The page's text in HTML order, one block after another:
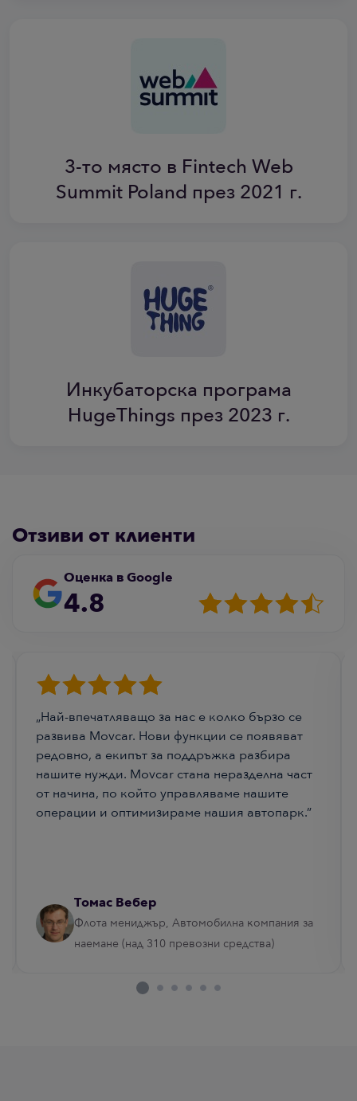
3-то място в Fintech Web
Summit Poland през 2021 г.
Инкубаторска програма
HugeThings през 2023 г.
Отзиви от клиенти
Оценка в Google
4.8
„Най-впечатляващо за нас е колко бързо се
развива Movcar. Нови функции се появяват
редовно, а екипът за поддръжка разбира
нашите нужди. Movcar стана неразделна част
от начина, по който управляваме нашите
операции и оптимизираме нашия автопарк.”
Томас Вебер
Флота мениджър, Автомобилна компания за
наемане (над 310 превозни средства)